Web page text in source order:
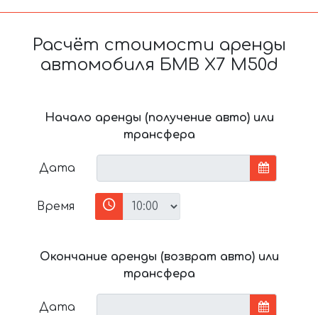
Расчёт стоимости аренды
автомобиля БМВ X7 M50d
Начало аренды (получение авто) или
трансфера
Дата
Время
Окончание аренды (возврат авто) или
трансфера
Дата